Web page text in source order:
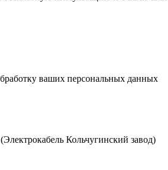
ваших персональных данных
Кольчугинский завод)